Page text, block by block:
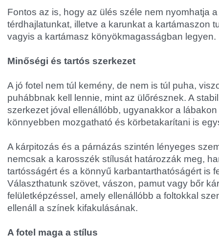
Fontos az is, hogy az ülés széle nem nyomhatja
térdhajlatunkat, illetve a karunkat a kartámaszon
vagyis a kartámasz könyökmagasságban legyen.
Minőségi és tartós szerkezet
A jó fotel nem túl kemény, de nem is túl puha,
puhábbnak kell lennie, mint az ülőrésznek. A
szerkezet jóval ellenállóbb, ugyanakkor a
könnyebben mozgatható és körbetakarítani is
A kárpitozás és a párnázás szintén lényeges
nemcsak a karosszék stílusát határozzák meg,
tartósságért és a könnyű karbantarthatóságért is
Választhatunk szövet, vászon, pamut vagy bőr
felületképzéssel, amely ellenállóbb a foltokkal
ellenáll a színek kifakulásának.
A fotel maga a stílus